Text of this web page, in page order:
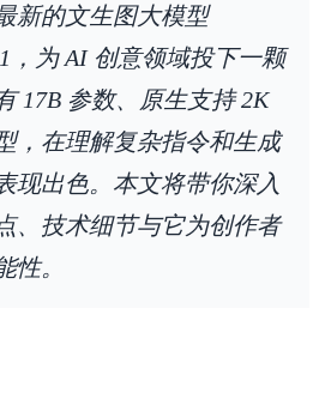
新的文生图大模型
，为 AI 创意领域投下一颗
17B 参数、原生支持 2K
，在理解复杂指令和生成
现出色。本文将带你深入
、技术细节与它为创作者
性。